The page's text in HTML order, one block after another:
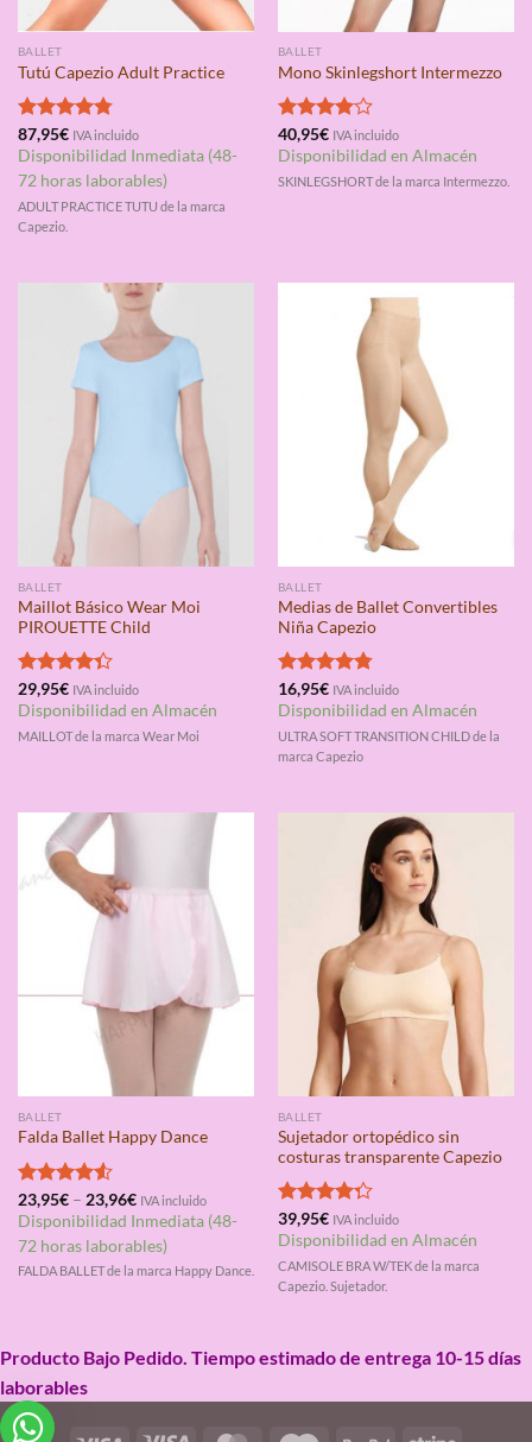
BALLET
Tutú Capezio Adult Practice
Valorado
con4.75
de 5
87,95€ IVA incluido
Disponibilidad Inmediata (48-
72 horas laborables)
ADULT PRACTICE TUTU de la marca
Capezio.
BALLET
Mono Skinlegshort Intermezzo
Valorado
con4.00
40,95€ IVA incluido
Disponibilidad en Almacén
SKINLEGSHORT de la marca Intermezzo.
BALLET
Maillot Básico Wear Moi
PIROUETTE Child
Valorado
con4.33
29,95€ IVA incluido
Disponibilidad en Almacén
MAILLOT de la marca Wear Moi
BALLET
Medias de Ballet Convertibles
Niña Capezio
Valorado
con4.75
16,95€ IVA incluido
Disponibilidad en Almacén
ULTRA SOFT TRANSITION CHILD de la
marca Capezio
BALLET
Falda Ballet Happy Dance
Valorado
con4.50
de 5
23,95€– 23,96€ IVA incluido
Disponibilidad Inmediata (48-
72 horas laborables)
FALDA BALLET de la marca Happy Dance.
BALLET
Sujetador ortopédico sin
costuras transparente Capezio
Valorado
con4.25
39,95€ IVA incluido
Disponibilidad en Almacén
CAMISOLE BRA W/TEK de la marca
Capezio. Sujetador.
Producto Bajo Pedido. Tiempo estimado de entrega 10-15 días
laborables